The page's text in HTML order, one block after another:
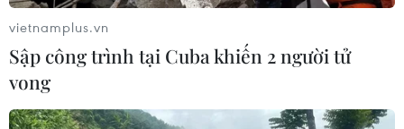
vietnamplus.vn
Sập công trình tại Cuba khiến 2 người tử
vong